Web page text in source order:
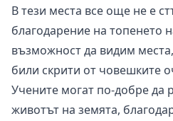
В тези места все още не е
благодарение на топенето
възможност да видим
били скрити от човешките
Учените могат по-добре да
животът на земята,